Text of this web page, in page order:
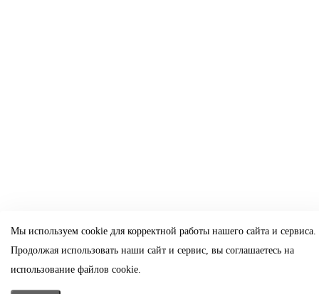
Мы используем cookie для корректной работы нашего сайта и сервиса.
Продолжая использовать наши сайт и сервис, вы соглашаетесь на
использование файлов cookie.